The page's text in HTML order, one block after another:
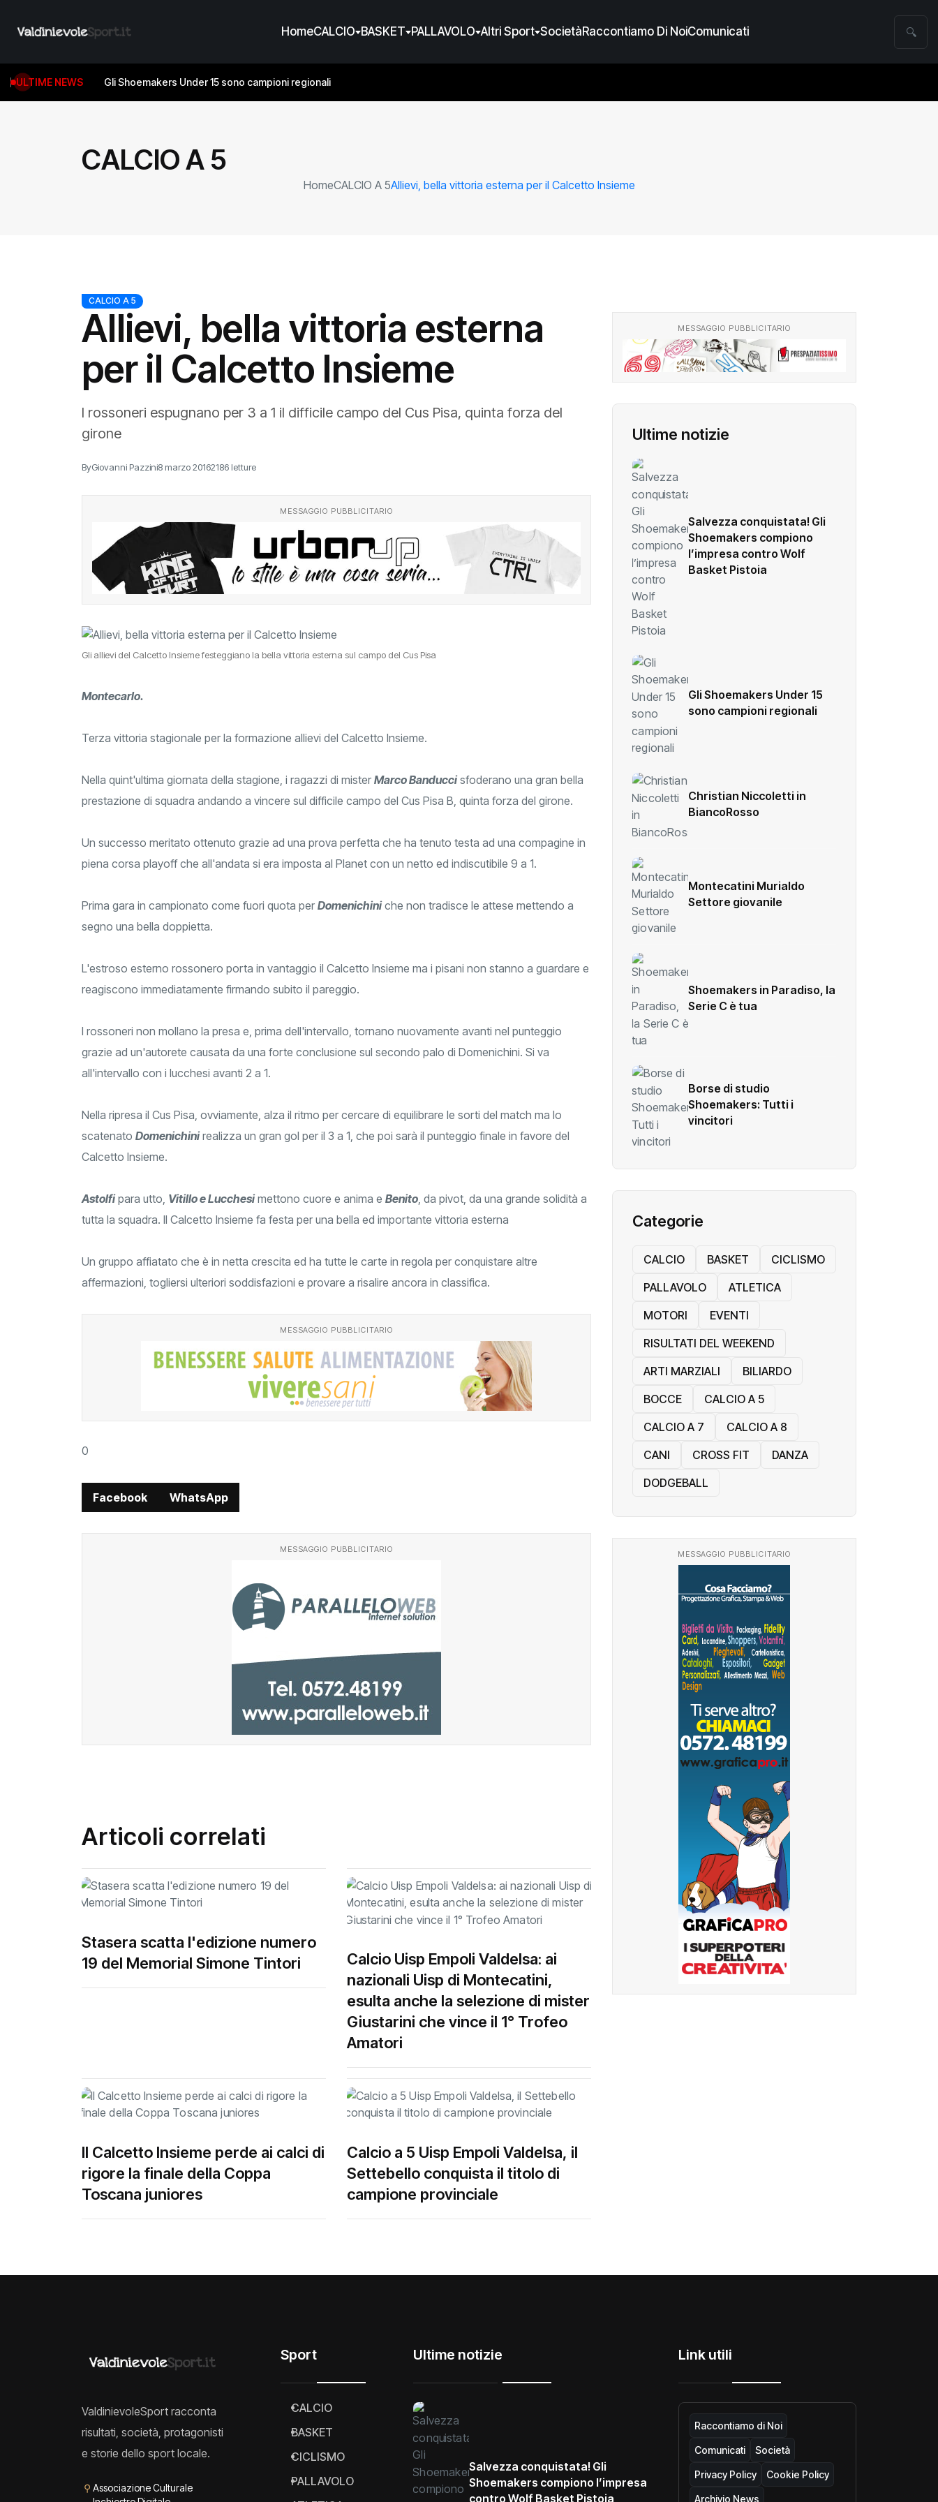
HomeCALCIO BASKET PALLAVOLO Altri Sport SocietàRaccontiamo Di NoiComunicati 🔍
ULTIME NEWS Gli Shoemakers Under 15 sono campioni regionali
CALCIO A 5
HomeCALCIO A 5Allievi, bella vittoria esterna per il Calcetto Insieme
CALCIO A 5
Allievi, bella vittoria esterna
per il Calcetto Insieme
I rossoneri espugnano per 3 a 1 il difficile campo del Cus Pisa, quinta forza del
girone
ByGiovanni Pazzini8 marzo 20162186 letture
MESSAGGIO PUBBLICITARIO
Gli allievi del Calcetto Insieme festeggiano la bella vittoria esterna sul campo del Cus Pisa
Montecarlo.
Terza vittoria stagionale per la formazione allievi del Calcetto Insieme.
Nella quint'ultima giornata della stagione, i ragazzi di mister Marco Banduccisfoderano una gran bella
prestazione di squadra andando a vincere sul difficile campo del Cus Pisa B, quinta forza del girone.
Un successo meritato ottenuto grazie ad una prova perfetta che ha tenuto testa ad una compagine in
piena corsa playoff che all'andata si era imposta al Planet con un netto ed indiscutibile 9 a 1.
Prima gara in campionato come fuori quota per Domenichiniche non tradisce le attese mettendo a
segno una bella doppietta.
L'estroso esterno rossonero porta in vantaggio il Calcetto Insieme ma i pisani non stanno a guardare e
reagiscono immediatamente firmando subito il pareggio.
I rossoneri non mollano la presa e, prima dell'intervallo, tornano nuovamente avanti nel punteggio
grazie ad un'autorete causata da una forte conclusione sul secondo palo di Domenichini. Si va
all'intervallo con i lucchesi avanti 2 a 1.
Nella ripresa il Cus Pisa, ovviamente, alza il ritmo per cercare di equilibrare le sorti del match ma lo
scatenato Domenichinirealizza un gran gol per il 3 a 1, che poi sarà il punteggio finale in favore del
Calcetto Insieme.
Astolfipara utto, Vitillo e Lucchesimettono cuore e anima e Benito, da pivot, da una grande solidità a
tutta la squadra. Il Calcetto Insieme fa festa per una bella ed importante vittoria esterna
Un gruppo affiatato che è in netta crescita ed ha tutte le carte in regola per conquistare altre
affermazioni, togliersi ulteriori soddisfazioni e provare a risalire ancora in classifica.
MESSAGGIO PUBBLICITARIO
0
Facebook WhatsApp
MESSAGGIO PUBBLICITARIO
Articoli correlati
Stasera scatta l'edizione numero
19 del Memorial Simone Tintori
Calcio Uisp Empoli Valdelsa: ai
nazionali Uisp di Montecatini,
esulta anche la selezione di mister
Giustarini che vince il 1° Trofeo
Amatori
Il Calcetto Insieme perde ai calci di
rigore la finale della Coppa
Toscana juniores
Calcio a 5 Uisp Empoli Valdelsa, il
Settebello conquista il titolo di
campione provinciale
MESSAGGIO PUBBLICITARIO
Ultime notizie
Salvezza conquistata! Gli
Shoemakers compiono
l’impresa contro Wolf
Basket Pistoia
Gli Shoemakers Under 15
sono campioni regionali
Christian Niccoletti in
BiancoRosso
Montecatini Murialdo
Settore giovanile
Shoemakers in Paradiso, la
Serie C è tua
Borse di studio
Shoemakers: Tutti i
vincitori
Categorie
CALCIO BASKET
CICLISMO
PALLAVOLO
ATLETICA
MOTORI
EVENTI
RISULTATI DEL WEEKEND
ARTI MARZIALI
BILIARDO
BOCCE
CALCIO A 5
CALCIO A 7
CALCIO A 8
CANI
CROSS FIT
DANZA
DODGEBALL
MESSAGGIO PUBBLICITARIO
ValdinievoleSport racconta
risultati, società, protagonisti
e storie dello sport locale.
⚲ Associazione Culturale
Sport
CALCIO
BASKET
CICLISMO
PALLAVOLO
Ultime notizie
Salvezza conquistata! Gli
Shoemakers compiono l’impresa
contro Wolf Basket Pistoia
Link utili
Raccontiamo di Noi
Comunicati Società
Privacy Policy Cookie Policy
Archivio News